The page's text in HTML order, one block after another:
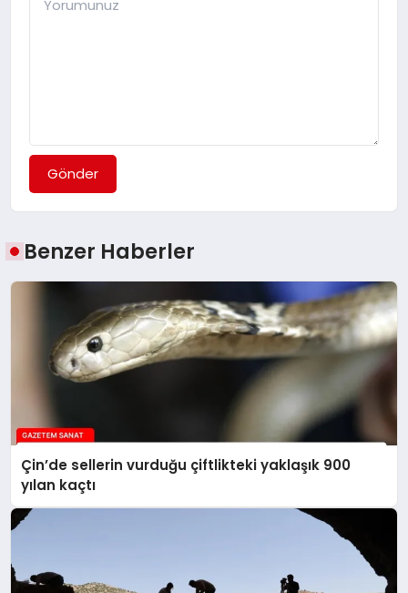
Gönder
Benzer Haberler
Çin’de sellerin vurduğu çiftlikteki yaklaşık 900
yılan kaçtı